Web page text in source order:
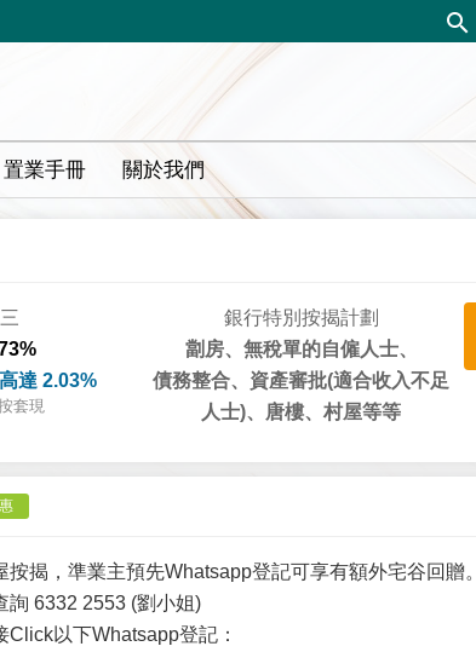
置業手冊 關於我們
達 2.03%
套現
銀行特別按揭計劃
劏房、無稅單的自僱人士、
債務整合、資產審批(適合收入不足
人士)、唐樓、村屋等等
按揭，準業主預先Whatsapp登記可享有額外宅谷回贈。
詢 6332 2553 (劉小姐)
Click以下Whatsapp登記：